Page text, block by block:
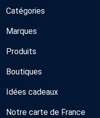
Catégories
Marques
Produits
Boutiques
Idées cadeaux
Notre carte de France